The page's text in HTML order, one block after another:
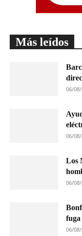
Más leídos
06/
06/
Los
06/
fuga
06/